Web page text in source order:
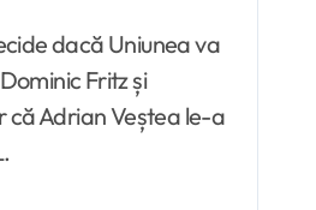
dacă Uniunea va
Fritz și
că Adrian Veștea le-a